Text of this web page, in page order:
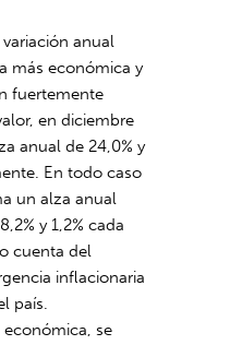
anual
más económica y
fuertemente
en diciembre
anual de 24,0% y
En todo caso
un alza anual
y 1,2% cada
cuenta del
inflacionaria
país.
económica, se